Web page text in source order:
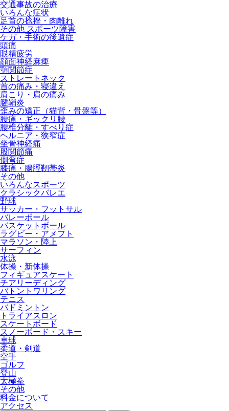
交通事故の治療
いろんな症状
足首の捻挫・肉離れ
その他 スポーツ障害
ケガ・手術の後遺症
頭痛
眼精疲労
顔面神経麻痺
顎関節症
ストレートネック
首の痛み・寝違え
肩こり・肩の痛み
腱鞘炎
歪みの矯正（猫背・骨盤等）
腰痛・ギックリ腰
腰椎分離・すべり症
ヘルニア・狭窄症
坐骨神経痛
股関節痛
側弯症
膝痛・腸脛靭帯炎
その他
いろんなスポーツ
クラシックバレエ
野球
サッカー・フットサル
バレーボール
バスケットボール
ラグビー・アメフト
マラソン・陸上
サーフィン
水泳
体操・新体操
フィギュアスケート
チアリーディング
バトントワリング
テニス
バドミントン
トライアスロン
スケートボード
スノーボード・スキー
卓球
柔道・剣道
空手
ゴルフ
登山
太極拳
その他
料金について
アクセス